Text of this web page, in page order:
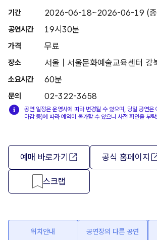
기간 2026-06-18~2026-06-19 (
공연시간 19시30분
가격 무료
장소 서울 | 서울문화예술교육센터 강
소요시간 60분
문의 02-322-3658
공연 일정은 운영사에 따라 변경될 수 있으며, 당일 공연은
마감 등)에 따라 예약이 불가할 수 있으니 사전 확인을 부
예매 바로가기 공식 홈페이지
스크랩
위치안내 공연장의 다른 공연